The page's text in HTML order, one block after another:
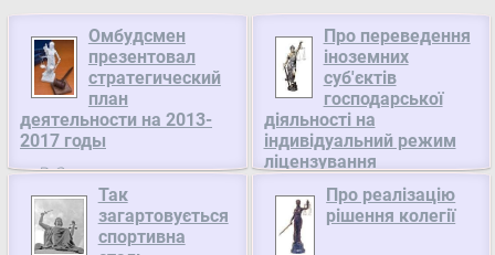
Омбудсмен
презентовал
стратегический
план
деятельности на 2013-
2017 годы
В Секретариате
Уполномоченного
Верховного Совета
Украины по правам
Так
загартовується
спортивна
Про переведення
іноземних
суб'єктів
господарської
діяльності на
індивідуальний режим
ліцензування
зовнішньоекономічної
діяльності, Міністерство
економічного розвитку і
торгівлі України
Про реалізацію
рішення колегії